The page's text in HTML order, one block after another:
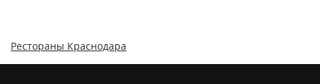
Рестораны Краснодара